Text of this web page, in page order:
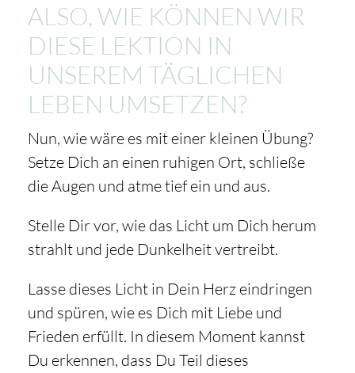
ALSO, WIE KÖNNEN WIR
DIESE LEKTION IN
UNSEREM TÄGLICHEN
LEBEN UMSETZEN?
Nun, wie wäre es mit einer kleinen Übung?
Setze Dich an einen ruhigen Ort, schließe
die Augen und atme tief ein und aus.
Stelle Dir vor, wie das Licht um Dich herum
strahlt und jede Dunkelheit vertreibt.
Lasse dieses Licht in Dein Herz eindringen
und spüren, wie es Dich mit Liebe und
Frieden erfüllt. In diesem Moment kannst
Du erkennen, dass Du Teil dieses